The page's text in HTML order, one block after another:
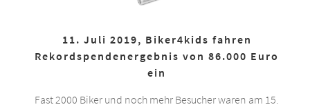
11. Juli 2019, Biker4kids fahren
Rekordspendenergebnis von 86.000 Euro
ein
Fast 2000 Biker und noch mehr Besucher waren am 15.